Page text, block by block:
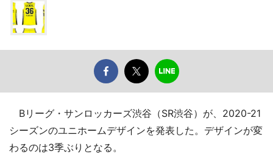
Bリーグ・サンロッカーズ渋谷（SR渋谷）が、2020-21
シーズンのユニホームデザインを発表した。デザインが変
わるのは3季ぶりとなる。